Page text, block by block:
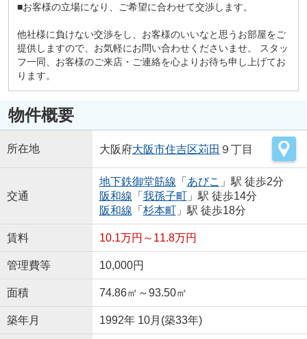
■お客様の立場になり、ご希望に合わせて交渉します。
他社様に負けない交渉をし、お客様のいいなと思うお部屋をご
提供しますので、お気軽にお問い合わせくださいませ。 スタッ
フ一同、お客様のご来店・ご連絡を心よりお待ち申し上げてお
ります。
物件概要
所在地 大阪府大阪市住吉区苅田 ９丁目
交通
地下鉄御堂筋線 「 あびこ 」駅 徒歩2分
阪和線 「 我孫子町」駅 徒歩14分
阪和線 「 杉本町」駅 徒歩18分
賃料 10.1万円～11.8万円
管理費等 10,000円
面積 74.86㎡～93.50㎡
築年月 1992年 10月(築33年)